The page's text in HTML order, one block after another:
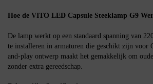
Hoe de VITO LED Capsule Steeklamp G9
De lamp werkt op een standaard spanning van
te installeren in armaturen die geschikt zijn voor
and-play ontwerp maakt het gemakkelijk om
zonder extra gereedschap.